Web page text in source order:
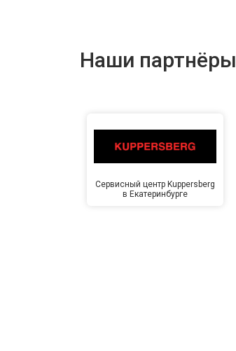
Наши партнёры
Сервисный центр Kuppersberg
в Екатеринбурге